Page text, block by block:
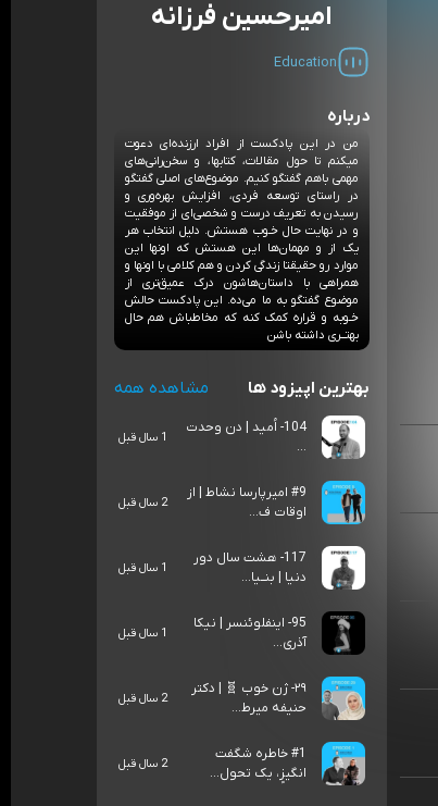
امیرحسین فرزانه
Education
درباره
من در این پادکست از افراد ارزنده‌ای دعوت
میکنم تا حول مقالات، کتابها، و سخن‌رانی‌های
مهمی باهم گفتگو کنیم. موضوع‌های اصلی گفتگو
در راستای توسعه فردی، افزایش بهره‌وری و
رسیدن به تعریف درست و شخصی‌ای از موفقیت
و در نهایت حال خـوب هستش. دلیل انتخاب هر
یک از و مهمان‌ها این هستش که اونها این
موارد رو حقیقتا زندگی کردن و هم کلامی با اونها و
همراهی با داستان‌هاشون درک عمیق‌تری از
موضوع گفتگو به ما می‌ده. این پادکست حالش
خـوبه و قراره کمک کنه که مخاطباش هم حال
بهتــری داشته باشن
بهترین اپیزود ها مشاهده همه
104- اُمید | دن وحدت
...
1 سال قبل
#9 امیرپارسا نشاط | از
اوقات ف...
2 سال قبل
117- هشت سال دور
دنیا | بنــیا...
1 سال قبل
95- اینفلوئنسر | نیکا
آذری...
1 سال قبل
۲۹- ژن خوب 🧬 | دکتر
حنیفه میرط...
2 سال قبل
#1 خاطره شگفت
انگیزٍ، یک تحول...
2 سال قبل